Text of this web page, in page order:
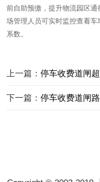
前自助预缴，提升物流园区
场管理人员可实时监控查看
系数。
上一篇：停车收费道闸
下一篇：停车收费道闸